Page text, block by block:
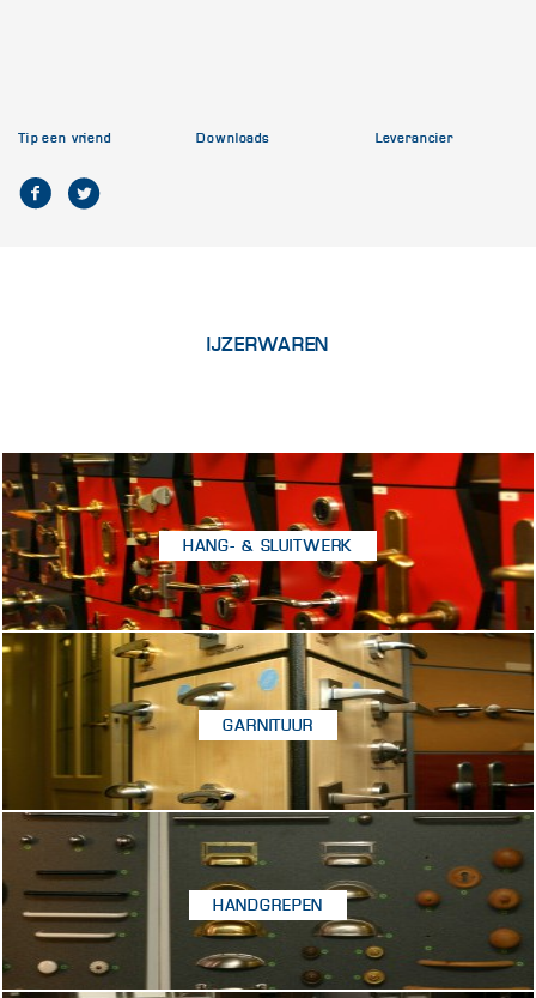
Tip een vriend Downloads Leverancier
IJZERWAREN
HANG- & SLUITWERK
GARNITUUR
HANDGREPEN